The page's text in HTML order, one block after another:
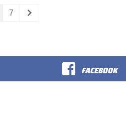
7
FACEBOOK